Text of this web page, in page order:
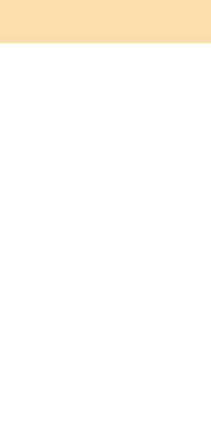
direct